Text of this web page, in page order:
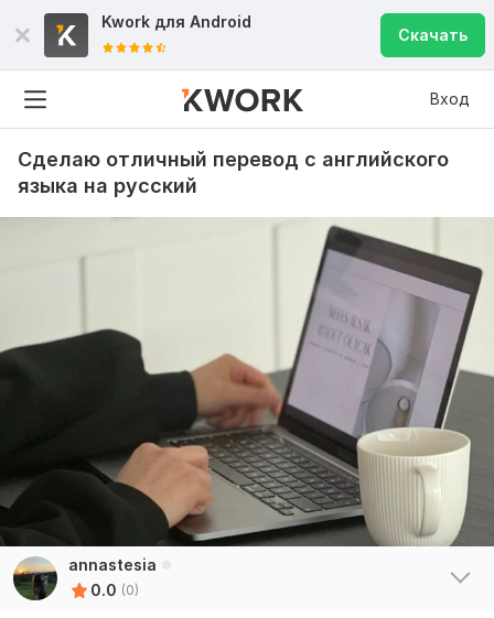
Kwork для Android
Скачать
Вход
Сделаю отличный перевод с английского
языка на русский
annastesia
0.0 (0)